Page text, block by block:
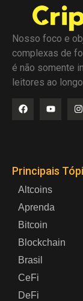
Nosso foco e
complexas de
é não somente
leitores ao
Principais
Altcoins
Aprenda
Bitcoin
Blockchain
Brasil
CeFi
DeFi